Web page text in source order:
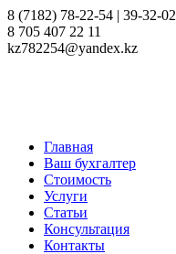
8 (7182) 78-22-54 | 39-32-02
8 705 407 22 11
kz782254@yandex.kz
Главная
Ваш бухгалтер
Стоимость
Услуги
Статьи
Консультация
Контакты